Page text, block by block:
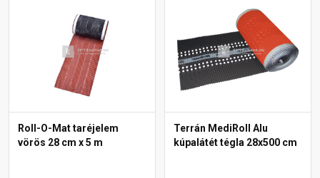
Roll-O-Mat taréjelem
vörös 28 cm x 5 m
Terrán MediRoll Alu
kúpalátét tégla 28x500 cm